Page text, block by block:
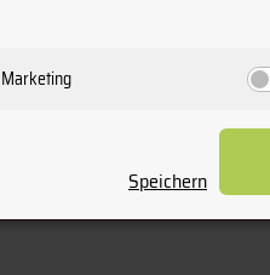
Abonnieren
Marketing
Speichern